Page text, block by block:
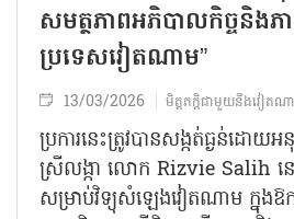
សមត្ថភាពអភិបាលកិច្ចនិង
ប្រទេសវៀតណាម”
13/03/2026 មិត្តភក្តិជាមួយនឹងវៀតណ
ប្រការនេះត្រូវបានសង្កត់ធ្ងន់ដោយអ
ស្រីលង្កា លោក Rizvie Salih នៅ
សម្រាប់វិទ្យុ​សំឡេងវៀតណាម ក្នុងឱ